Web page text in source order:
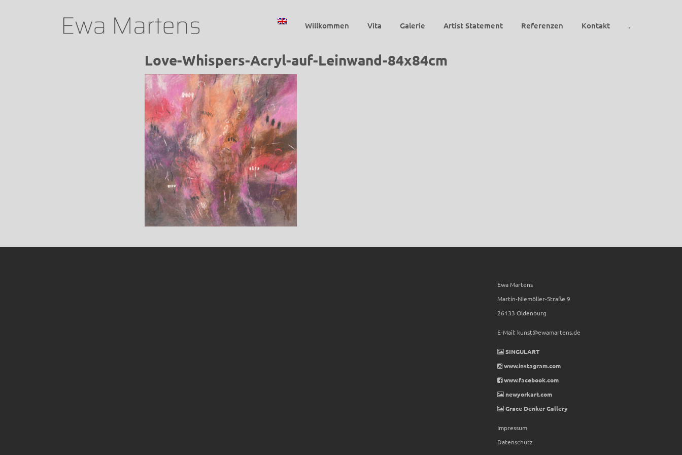
Willkommen Vita Galerie Artist Statement Referenzen Kontakt .
Love-Whispers-Acryl-auf-Leinwand-84x84cm
Ewa Martens
Martin-Niemöller-Straße 9
26133 Oldenburg
E-Mail: kunst@ewamartens.de
SINGULART
www.instagram.com
www.facebook.com
newyorkart.com
Grace Denker Gallery
Impressum
Datenschutz